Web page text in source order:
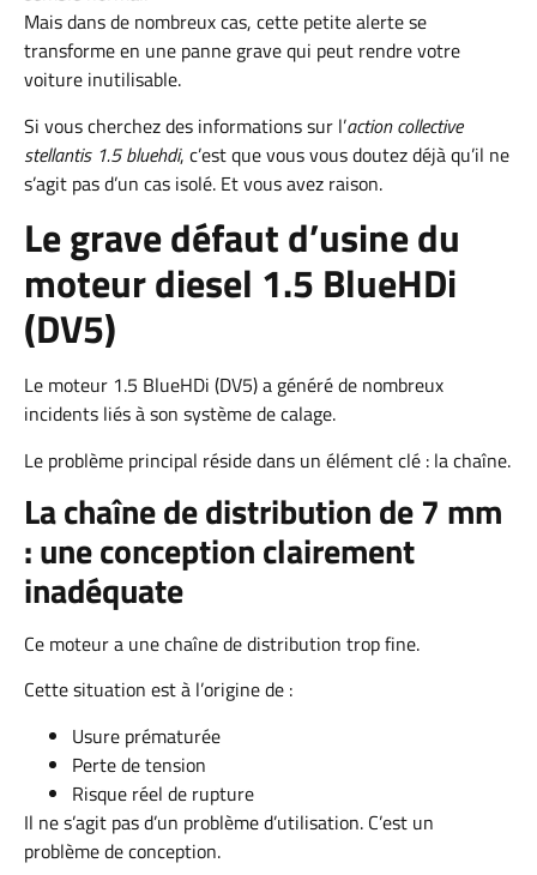
Mais dans de nombreux cas, cette petite alerte se
transforme en une panne grave qui peut rendre votre
voiture inutilisable.
Si vous cherchez des informations sur l’action collective
stellantis 1.5 bluehdi, c’est que vous vous doutez déjà qu’il ne
s’agit pas d’un cas isolé. Et vous avez raison.
Le grave défaut d’usine du
moteur diesel 1.5 BlueHDi
(DV5)
Le moteur 1.5 BlueHDi (DV5) a généré de nombreux
incidents liés à son système de calage.
Le problème principal réside dans un élément clé : la chaîne.
La chaîne de distribution de 7 mm
: une conception clairement
inadéquate
Ce moteur a une chaîne de distribution trop fine.
Cette situation est à l’origine de :
Usure prématurée
Perte de tension
Risque réel de rupture
Il ne s’agit pas d’un problème d’utilisation. C’est un
problème de conception.